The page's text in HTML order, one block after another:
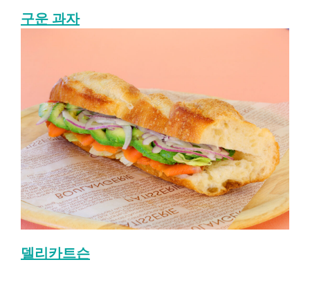
구운 과자
델리카트슨